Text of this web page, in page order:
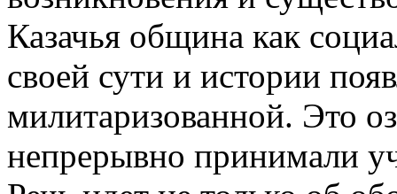
Казачья община как
своей сути и истории
милитаризованной. Это
непрерывно принимали